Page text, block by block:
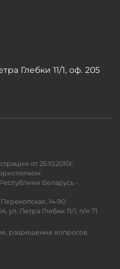
Глебки 11/1, оф. 205
от 25.10.2010г.
Беларусь -
14-90
Петра Глебки 11/1, п/я 71
разрешение вопросов